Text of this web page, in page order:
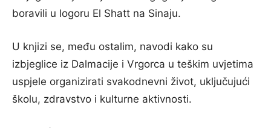
boravili u logoru El Shatt na Sinaju.
U knjizi se, među ostalim, navodi kako su
izbjeglice iz Dalmacije i Vrgorca u teškim uvjetima
uspjele organizirati svakodnevni život, uključujući
školu, zdravstvo i kulturne aktivnosti.